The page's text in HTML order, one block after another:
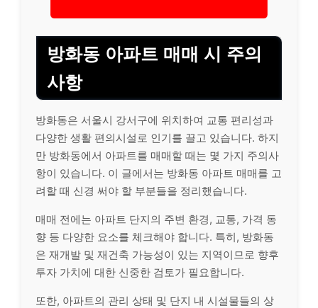
방화동 아파트 매매 시 주의
사항
방화동은 서울시 강서구에 위치하여 교통 편리성과
다양한 생활 편의시설로 인기를 끌고 있습니다. 하지
만 방화동에서 아파트를 매매할 때는 몇 가지 주의사
항이 있습니다. 이 글에서는 방화동 아파트 매매를 고
려할 때 신경 써야 할 부분들을 정리했습니다.
매매 전에는 아파트 단지의 주변 환경, 교통, 가격 동
향 등 다양한 요소를 체크해야 합니다. 특히, 방화동
은 재개발 및 재건축 가능성이 있는 지역이므로 향후
투자 가치에 대한 신중한 검토가 필요합니다.
또한, 아파트의 관리 상태 및 단지 내 시설물들의 상